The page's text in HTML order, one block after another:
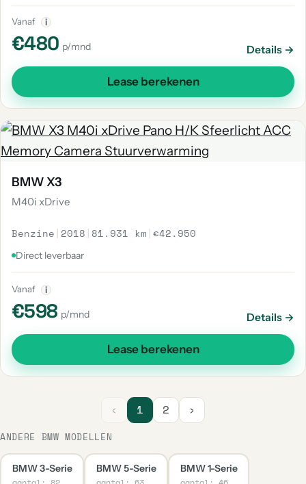
Vanaf i
€480 p/mnd Details →
Lease berekenen
BMW X3
M40i xDrive
Benzine | 2018 | 81.931 km |€42.950
Direct leverbaar
Vanaf i
€598 p/mnd Details →
Lease berekenen
‹ 1 2 ›
ANDERE BMW MODELLEN
BMW 3-Serie BMW 5-Serie BMW 1-Serie